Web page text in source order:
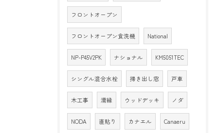
フロントオープン
フロントオープン食洗機 National
NP-P45V2PK ナショナル KM5051TEC
シングル混合水栓 掃き出し窓 戸車
木工事 濡縁 ウッドデッキ ノダ
NODA 直貼り カナエル Canaeru